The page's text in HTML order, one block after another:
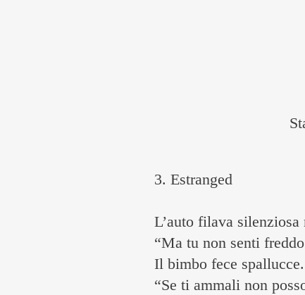
3. Estranged
L’auto filava
“Ma tu non senti
Il bimbo fece spallucce.
“Se ti ammali non